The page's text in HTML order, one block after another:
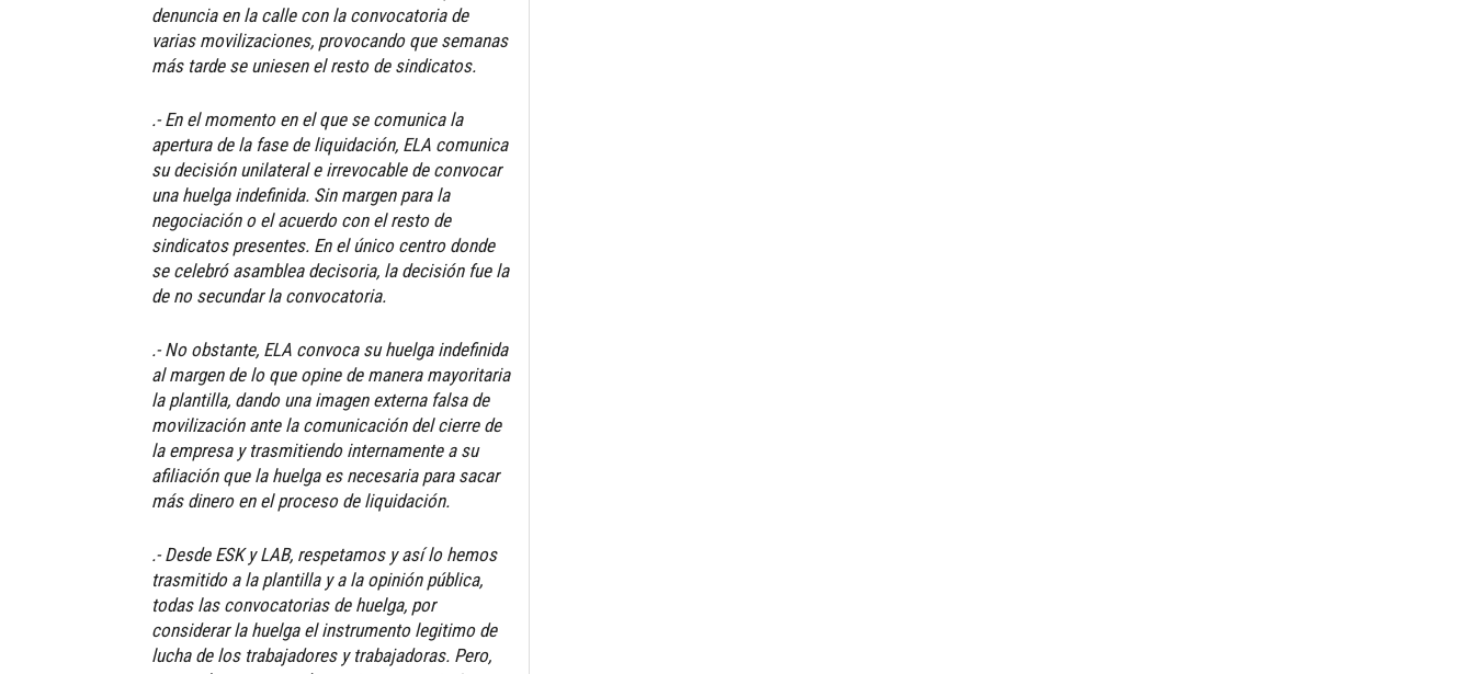
denuncia en la calle con la convocatoria de
varias movilizaciones, provocando que semanas
más tarde se uniesen el resto de sindicatos.
.- En el momento en el que se comunica la
apertura de la fase de liquidación, ELA comunica
su decisión unilateral e irrevocable de convocar
una huelga indefinida. Sin margen para la
negociación o el acuerdo con el resto de
sindicatos presentes. En el único centro donde
se celebró asamblea decisoria, la decisión fue la
de no secundar la convocatoria.
.- No obstante, ELA convoca su huelga indefinida
al margen de lo que opine de manera mayoritaria
la plantilla, dando una imagen externa falsa de
movilización ante la comunicación del cierre de
la empresa y trasmitiendo internamente a su
afiliación que la huelga es necesaria para sacar
más dinero en el proceso de liquidación.
.- Desde ESK y LAB, respetamos y así lo hemos
trasmitido a la plantilla y a la opinión pública,
todas las convocatorias de huelga, por
considerar la huelga el instrumento legitimo de
lucha de los trabajadores y trabajadoras. Pero,